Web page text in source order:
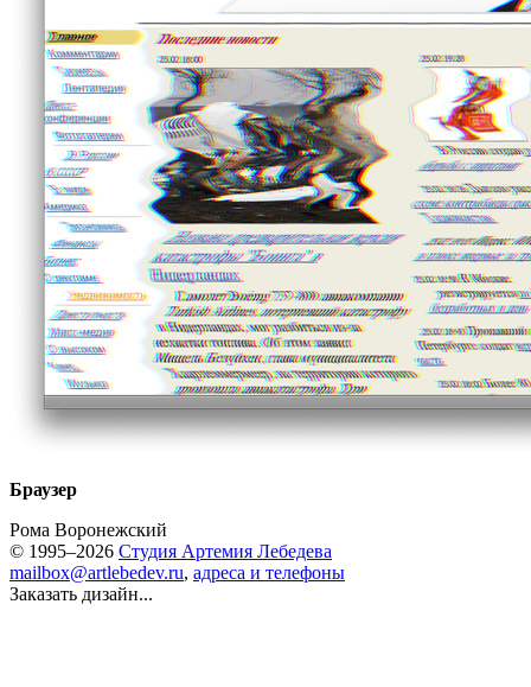
Браузер
Рома Воронежский
© 1995–2026 Студия Артемия Лебедева
mailbox@artlebedev.ru, адреса и телефоны
Заказать дизайн...